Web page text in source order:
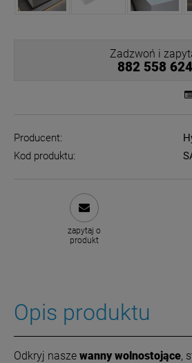
Zadzwoń i
882 558 624
Producent:
Kod produktu:
zapytaj o
produkt
Opis produktu
Odkryj nasze wanny wolnostojące,